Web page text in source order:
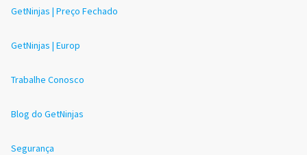
GetNinjas | Preço Fechado
GetNinjas | Europ
Trabalhe Conosco
Blog do GetNinjas
Segurança